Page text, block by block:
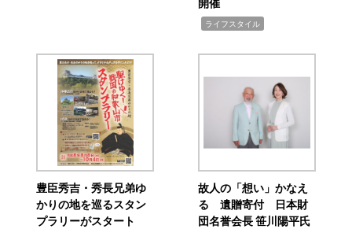
開催
ライフスタイル
豊臣秀吉・秀長兄弟ゆ
かりの地を巡るスタン
プラリーがスタート
故人の「想い」かなえ
る 遺贈寄付 日本財
団名誉会長 笹川陽平氏